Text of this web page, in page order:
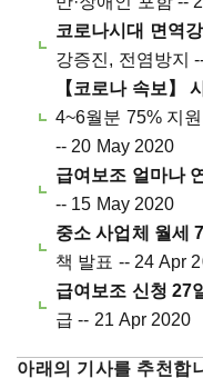
코로나시대 면역
강증진, 전염방지
【코로나 속보】
4~6월분 75% 지
-- 20 May 2020
급여보조 얼마나
-- 15 May 2020
중소 사업체 월세
책 발표 -- 24 Apr
급여보조 신청 27
급 -- 21 Apr 2020
아래의 기사를 추천합